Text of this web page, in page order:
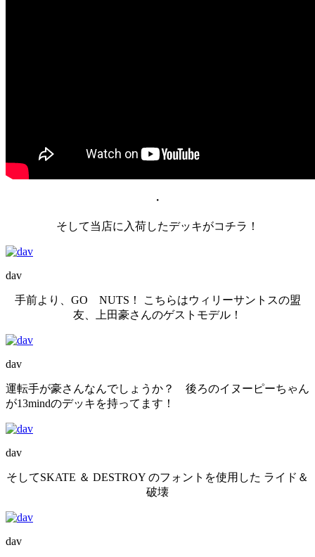
・
そして当店に入荷したデッキがコチラ！
dav
手前より、GO NUTS！ こちらはウィリーサントスの盟
友、上田豪さんのゲストモデル！
dav
運転手が豪さんなんでしょうか？ 後ろのイヌーピーちゃん
が13mindのデッキを持ってます！
dav
そしてSKATE ＆ DESTROY のフォントを使用した ライド＆
破壊
dav